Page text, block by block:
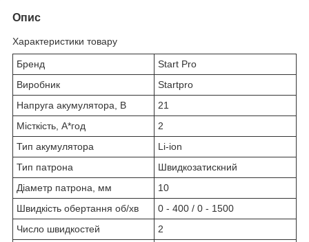
Опис
Характеристики товару
Бренд
Start Pro
Виробник
Startpro
Напруга акумулятора, В
21
Місткість, А*год
2
Тип акумулятора
Li-ion
Тип патрона
Швидкозатискний
Діаметр патрона, мм
10
Швидкість обертання об/хв
0 - 400 / 0 - 1500
Число швидкостей
2